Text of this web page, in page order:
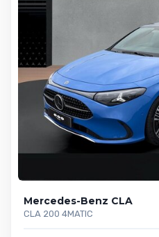
Mercedes-Benz CLA
CLA 200 4MATIC